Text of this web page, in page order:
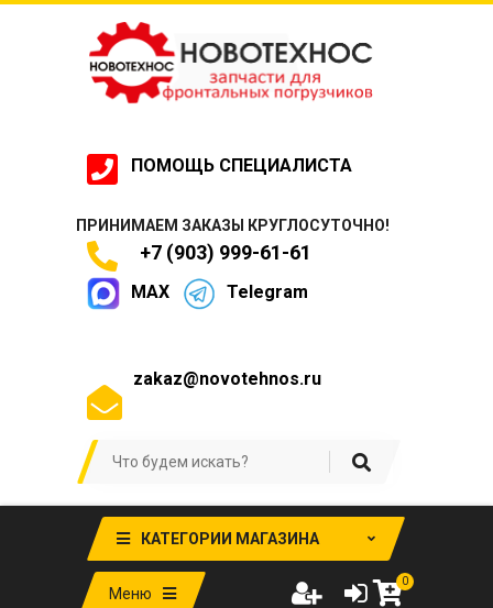
ПОМОЩЬ СПЕЦИАЛИСТА
ПРИНИМАЕМ ЗАКАЗЫ КРУГЛОСУТОЧНО!
+7 (903) 999-61-61
MAX Telegram
zakaz@novotehnos.ru
КАТЕГОРИИ МАГАЗИНА
Меню
0